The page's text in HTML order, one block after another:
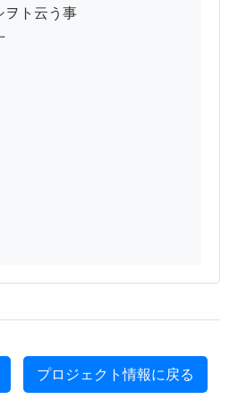
ヲト云う事
プロジェクト情報に戻る